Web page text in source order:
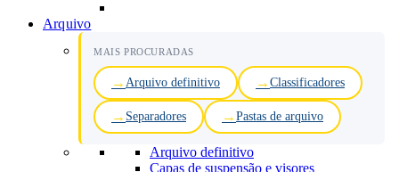
Arquivo
MAIS PROCURADAS
Arquivo definitivo Classificadores
Separadores Pastas de arquivo
Arquivo definitivo
Capas de suspensão e visores